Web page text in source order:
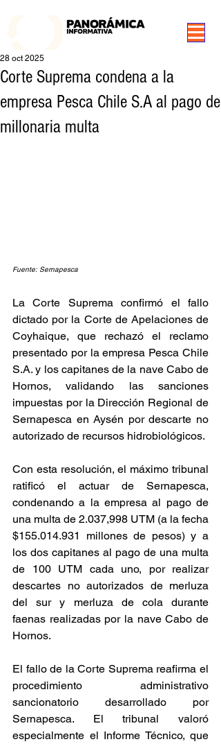
Corte Suprema condena a la
empresa Pesca Chile S.A al pago de
millonaria multa
28 oct 2025
Fuente: Sernapesca
La Corte Suprema confirmó el fallo
dictado por la Corte de Apelaciones de
Coyhaique, que rechazó el reclamo
presentado por la empresa Pesca Chile
S.A. y los capitanes de la nave Cabo de
Hornos, validando las sanciones
impuestas por la Dirección Regional de
Sernapesca en Aysén por descarte no
autorizado de recursos hidrobiológicos.
Con esta resolución, el máximo tribunal
ratificó el actuar de Sernapesca,
condenando a la empresa al pago de
una multa de 2.037,998 UTM (a la fecha
$155.014.931 millones de pesos) y a
los dos capitanes al pago de una multa
de 100 UTM cada uno, por realizar
descartes no autorizados de merluza
del sur y merluza de cola durante
faenas realizadas por la nave Cabo de
Hornos.
El fallo de la Corte Suprema reafirma el
procedimiento administrativo
sancionatorio desarrollado por
Sernapesca. El tribunal valoró
especialmente el Informe Técnico, que